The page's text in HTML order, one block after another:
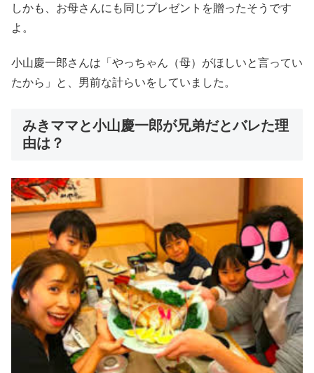
しかも、お母さんにも同じプレゼントを贈ったそうです
よ。
小山慶一郎さんは「やっちゃん（母）がほしいと言ってい
たから」と、男前な計らいをしていました。
みきママと小山慶一郎が兄弟だとバレた理
由は？